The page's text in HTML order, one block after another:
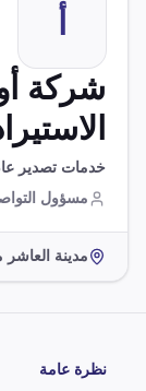
شركة
خدمات تصدير
مسؤول
مدينة
نظرة عامة